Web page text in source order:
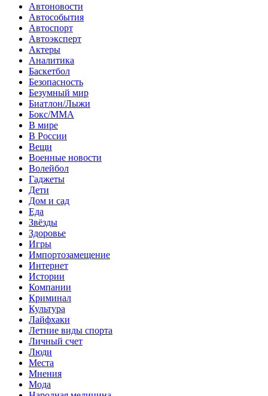
Автоновости
Автособытия
Автоспорт
Автоэксперт
Актеры
Аналитика
Баскетбол
Безопасность
Безумный мир
Биатлон/Лыжи
Бокс/MMA
В мире
В России
Вещи
Военные новости
Волейбол
Гаджеты
Дети
Дом и сад
Еда
Звёзды
Здоровье
Игры
Импортозамещение
Интернет
Истории
Компании
Криминал
Культура
Лайфхаки
Летние виды спорта
Личный счет
Люди
Места
Мнения
Мода